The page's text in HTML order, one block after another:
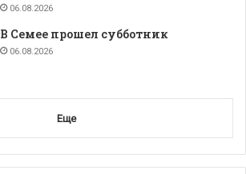
06.08.2026
В Семее прошел субботник
06.08.2026
Еще